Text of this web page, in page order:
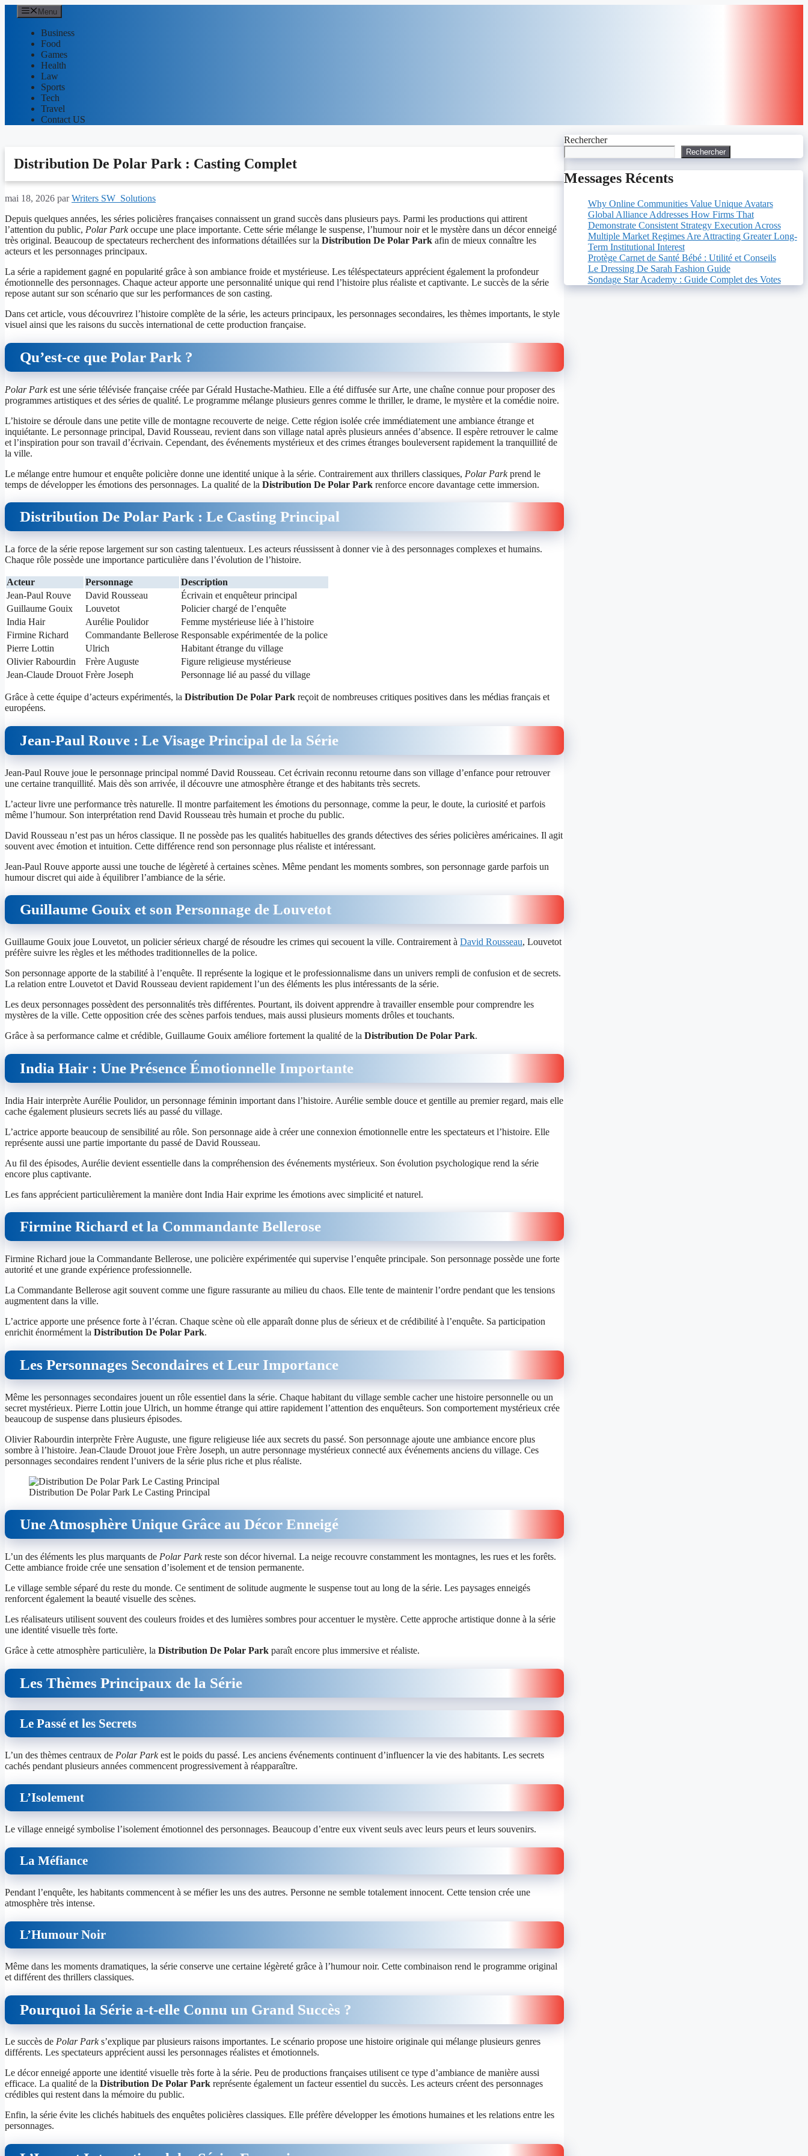
Aller
contenu
Menu
Business
Food
Games
Health
Law
Sports
Tech
Travel
Contact US
Distribution De Polar Park : Casting Complet
mai 18, 2026 parWriters SW_Solutions
Depuis quelques années, les séries policières françaises connaissent un grand succès dans plusieurs pays. Parmi les productions qui attirent
l’attention du public, Polar Parkoccupe une place importante. Cette série mélange le suspense, l’humour noir et le mystère dans un décor enneigé
très original. Beaucoup de spectateurs recherchent des informations détaillées sur la Distribution De Polar Park afin de mieux connaître les
acteurs et les personnages principaux.
La série a rapidement gagné en popularité grâce à son ambiance froide et mystérieuse. Les téléspectateurs apprécient également la profondeur
émotionnelle des personnages. Chaque acteur apporte une personnalité unique qui rend l’histoire plus réaliste et captivante. Le succès de la série
repose autant sur son scénario que sur les performances de son casting.
Dans cet article, vous découvrirez l’histoire complète de la série, les acteurs principaux, les personnages secondaires, les thèmes importants, le style
visuel ainsi que les raisons du succès international de cette production française.
Qu’est-ce que Polar Park ?
Polar Parkest une série télévisée française créée par Gérald Hustache-Mathieu. Elle a été diffusée sur Arte, une chaîne connue pour proposer des
programmes artistiques et des séries de qualité. Le programme mélange plusieurs genres comme le thriller, le drame, le mystère et la comédie noire.
L’histoire se déroule dans une petite ville de montagne recouverte de neige. Cette région isolée crée immédiatement une ambiance étrange et
inquiétante. Le personnage principal, David Rousseau, revient dans son village natal après plusieurs années d’absence. Il espère retrouver le calme
et l’inspiration pour son travail d’écrivain. Cependant, des événements mystérieux et des crimes étranges bouleversent rapidement la tranquillité de
la ville.
Le mélange entre humour et enquête policière donne une identité unique à la série. Contrairement aux thrillers classiques, Polar Parkprend le
temps de développer les émotions des personnages. La qualité de la Distribution De Polar Park renforce encore davantage cette immersion.
Distribution De Polar Park : Le Casting Principal
La force de la série repose largement sur son casting talentueux. Les acteurs réussissent à donner vie à des personnages complexes et humains.
Chaque rôle possède une importance particulière dans l’évolution de l’histoire.
Acteur Personnage
Description
Jean-Paul Rouve
David Rousseau
Écrivain et enquêteur principal
Guillaume Gouix
Louvetot
Policier chargé de l’enquête
India Hair
Aurélie Poulidor
Femme mystérieuse liée à l’histoire
Firmine Richard
Commandante Bellerose Responsable expérimentée de la police
Pierre Lottin
Ulrich
Habitant étrange du village
Olivier Rabourdin
Frère Auguste
Figure religieuse mystérieuse
Jean-Claude Drouot Frère Joseph Personnage lié au passé du village
Grâce à cette équipe d’acteurs expérimentés, la Distribution De Polar Park reçoit de nombreuses critiques positives dans les médias français et
européens.
Jean-Paul Rouve : Le Visage Principal de la Série
Jean-Paul Rouve joue le personnage principal nommé David Rousseau. Cet écrivain reconnu retourne dans son village d’enfance pour retrouver
une certaine tranquillité. Mais dès son arrivée, il découvre une atmosphère étrange et des habitants très secrets.
L’acteur livre une performance très naturelle. Il montre parfaitement les émotions du personnage, comme la peur, le doute, la curiosité et parfois
même l’humour. Son interprétation rend David Rousseau très humain et proche du public.
David Rousseau n’est pas un héros classique. Il ne possède pas les qualités habituelles des grands détectives des séries policières américaines. Il agit
souvent avec émotion et intuition. Cette différence rend son personnage plus réaliste et intéressant.
Jean-Paul Rouve apporte aussi une touche de légèreté à certaines scènes. Même pendant les moments sombres, son personnage garde parfois un
humour discret qui aide à équilibrer l’ambiance de la série.
Guillaume Gouix et son Personnage de Louvetot
Guillaume Gouix joue Louvetot, un policier sérieux chargé de résoudre les crimes qui secouent la ville. Contrairement à David Rousseau, Louvetot
préfère suivre les règles et les méthodes traditionnelles de la police.
Son personnage apporte de la stabilité à l’enquête. Il représente la logique et le professionnalisme dans un univers rempli de confusion et de secrets.
La relation entre Louvetot et David Rousseau devient rapidement l’un des éléments les plus intéressants de la série.
Les deux personnages possèdent des personnalités très différentes. Pourtant, ils doivent apprendre à travailler ensemble pour comprendre les
mystères de la ville. Cette opposition crée des scènes parfois tendues, mais aussi plusieurs moments drôles et touchants.
Grâce à sa performance calme et crédible, Guillaume Gouix améliore fortement la qualité de la Distribution De Polar Park.
India Hair : Une Présence Émotionnelle Importante
India Hair interprète Aurélie Poulidor, un personnage féminin important dans l’histoire. Aurélie semble douce et gentille au premier regard, mais elle
cache également plusieurs secrets liés au passé du village.
L’actrice apporte beaucoup de sensibilité au rôle. Son personnage aide à créer une connexion émotionnelle entre les spectateurs et l’histoire. Elle
représente aussi une partie importante du passé de David Rousseau.
Au fil des épisodes, Aurélie devient essentielle dans la compréhension des événements mystérieux. Son évolution psychologique rend la série
encore plus captivante.
Les fans apprécient particulièrement la manière dont India Hair exprime les émotions avec simplicité et naturel.
Firmine Richard et la Commandante Bellerose
Firmine Richard joue la Commandante Bellerose, une policière expérimentée qui supervise l’enquête principale. Son personnage possède une forte
autorité et une grande expérience professionnelle.
La Commandante Bellerose agit souvent comme une figure rassurante au milieu du chaos. Elle tente de maintenir l’ordre pendant que les tensions
augmentent dans la ville.
L’actrice apporte une présence forte à l’écran. Chaque scène où elle apparaît donne plus de sérieux et de crédibilité à l’enquête. Sa participation
enrichit énormément la Distribution De Polar Park.
Les Personnages Secondaires et Leur Importance
Même les personnages secondaires jouent un rôle essentiel dans la série. Chaque habitant du village semble cacher une histoire personnelle ou un
secret mystérieux. Pierre Lottin joue Ulrich, un homme étrange qui attire rapidement l’attention des enquêteurs. Son comportement mystérieux crée
beaucoup de suspense dans plusieurs épisodes.
Olivier Rabourdin interprète Frère Auguste, une figure religieuse liée aux secrets du passé. Son personnage ajoute une ambiance encore plus
sombre à l’histoire. Jean-Claude Drouot joue Frère Joseph, un autre personnage mystérieux connecté aux événements anciens du village. Ces
personnages secondaires rendent l’univers de la série plus riche et plus réaliste.
Distribution De Polar Park Le Casting Principal
Une Atmosphère Unique Grâce au Décor Enneigé
L’un des éléments les plus marquants de Polar Parkreste son décor hivernal. La neige recouvre constamment les montagnes, les rues et les forêts.
Cette ambiance froide crée une sensation d’isolement et de tension permanente.
Le village semble séparé du reste du monde. Ce sentiment de solitude augmente le suspense tout au long de la série. Les paysages enneigés
renforcent également la beauté visuelle des scènes.
Les réalisateurs utilisent souvent des couleurs froides et des lumières sombres pour accentuer le mystère. Cette approche artistique donne à la série
une identité visuelle très forte.
Grâce à cette atmosphère particulière, la Distribution De Polar Park paraît encore plus immersive et réaliste.
Les Thèmes Principaux de la Série
Le Passé et les Secrets
L’un des thèmes centraux de Polar Parkest le poids du passé. Les anciens événements continuent d’influencer la vie des habitants. Les secrets
cachés pendant plusieurs années commencent progressivement à réapparaître.
L’Isolement
Le village enneigé symbolise l’isolement émotionnel des personnages. Beaucoup d’entre eux vivent seuls avec leurs peurs et leurs souvenirs.
La Méfiance
Pendant l’enquête, les habitants commencent à se méfier les uns des autres. Personne ne semble totalement innocent. Cette tension crée une
atmosphère très intense.
L’Humour Noir
Même dans les moments dramatiques, la série conserve une certaine légèreté grâce à l’humour noir. Cette combinaison rend le programme original
et différent des thrillers classiques.
Pourquoi la Série a-t-elle Connu un Grand Succès ?
Le succès de Polar Parks’explique par plusieurs raisons importantes. Le scénario propose une histoire originale qui mélange plusieurs genres
différents. Les spectateurs apprécient aussi les personnages réalistes et émotionnels.
Le décor enneigé apporte une identité visuelle très forte à la série. Peu de productions françaises utilisent ce type d’ambiance de manière aussi
efficace. La qualité de la Distribution De Polar Park représente également un facteur essentiel du succès. Les acteurs créent des personnages
crédibles qui restent dans la mémoire du public.
Enfin, la série évite les clichés habituels des enquêtes policières classiques. Elle préfère développer les émotions humaines et les relations entre les
personnages.
Rechercher
Rechercher
Messages Récents
Why Online Communities Value Unique Avatars
Global Alliance Addresses How Firms That
Demonstrate Consistent Strategy Execution Across
Multiple Market Regimes Are Attracting Greater Long-
Term Institutional Interest
Protège Carnet de Santé Bébé : Utilité et Conseils
Le Dressing De Sarah Fashion Guide
Sondage Star Academy : Guide Complet des Votes